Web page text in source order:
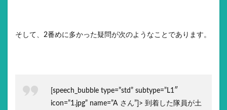
そして、2番めに多かった疑問が次のようなことであります。
[speech_bubble type=”std” subtype=”L1″
icon=”1.jpg” name=”A さん”]> 到着した隊員が土